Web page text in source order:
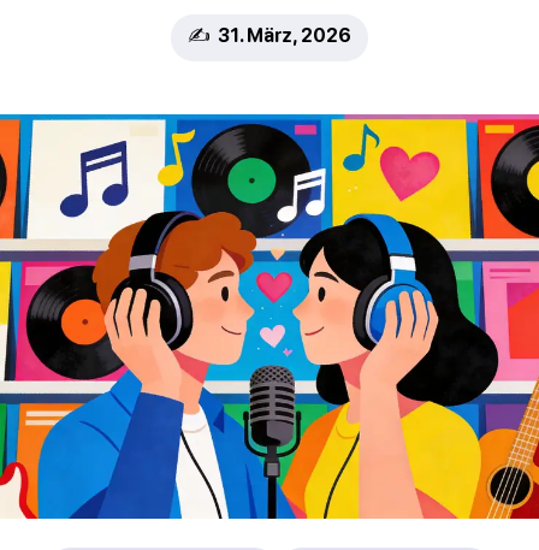
✍️ 31. März, 2026